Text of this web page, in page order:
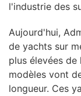
l'industrie des
Aujourd'hui,
de yachts sur
plus élevées
modèles vont
longueur. Ces